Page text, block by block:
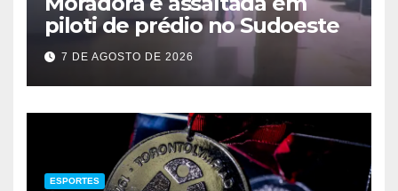
piloti de prédio no Sudoeste
7 DE AGOSTO DE 2026
ESPORTES